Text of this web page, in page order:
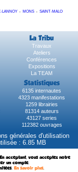
LANNOY - MONS - SAINT-MALO
La Tribu
Travaux
Ateliers
Conférences
Expositions
La TEAM
Statistiques
6135 internautes
4323 manifestations
1259 librairies
81314 auteurs
43127 series
112382 ouvrages
générales d'utilisation
: 6.85 MB
acceptant, vous acceptez notre
un compte.
En savoir plus.